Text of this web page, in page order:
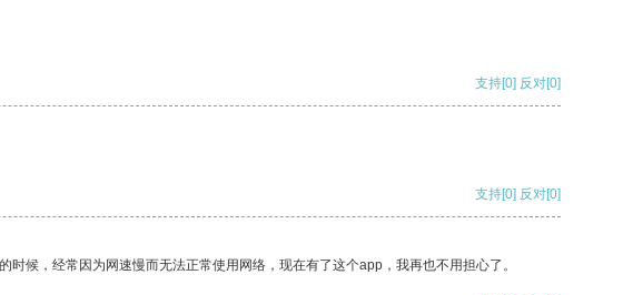
支持[0] 反对[0]
支持[0] 反对[0]
候，经常因为网速慢而无法正常使用网络，现在有了这个app，我再也不用担心了。